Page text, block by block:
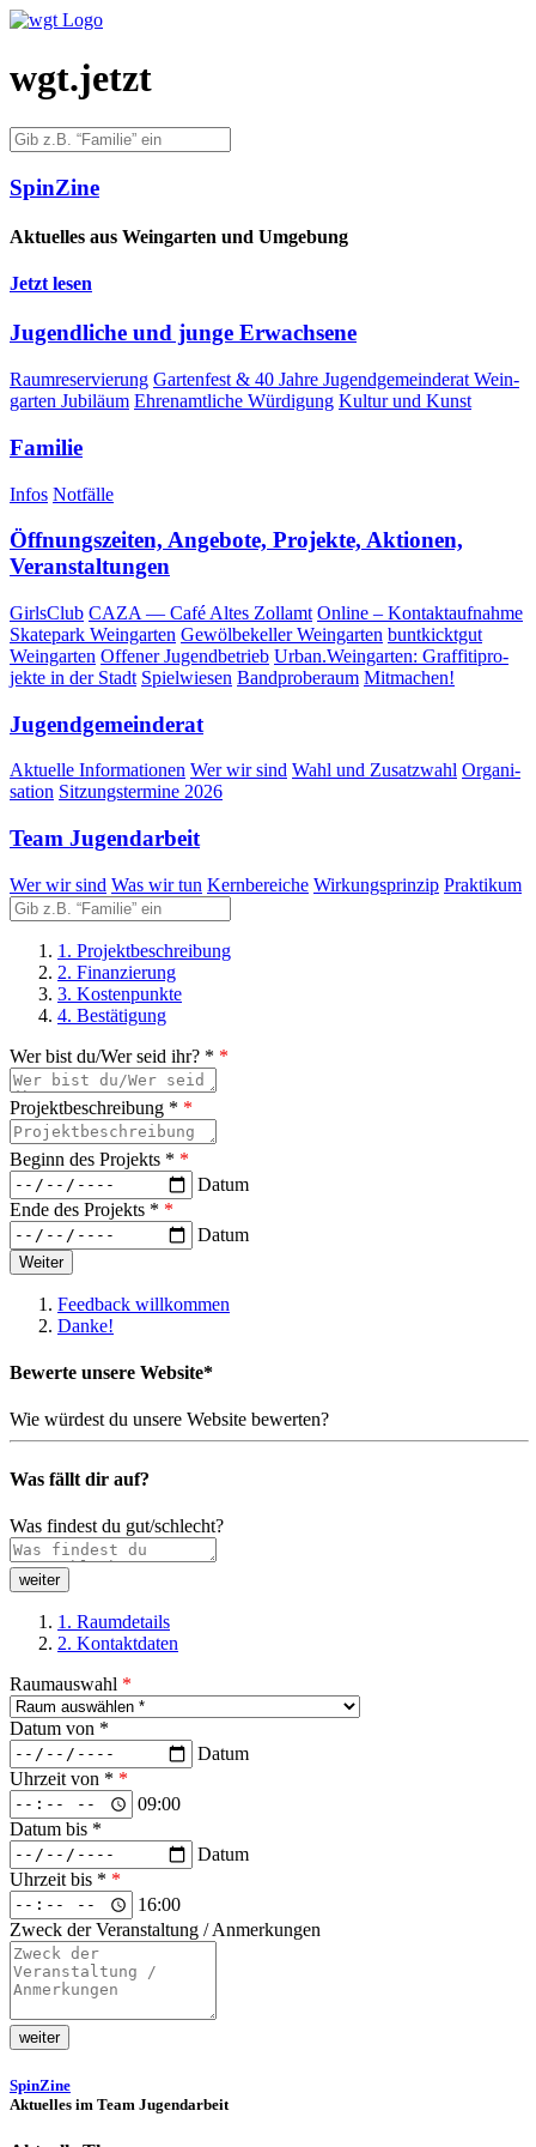
wgt.jetzt
Spin­Zi­ne
Aktu­el­les aus Wein­gar­ten und Umgebung
Jetzt lesen
Jugend­li­che und jun­ge Erwachsene
Raum­re­ser­vie­rung Gar­ten­fest & 40 Jah­re Jugend­ge­mein­de­rat Wein­
gar­ten Jubiläum Ehren­amt­li­che Würdigung Kul­tur und Kunst
Fami­lie
Infos Not­fäl­le
Öff­nungs­zei­ten, Ange­bo­te, Pro­jek­te, Aktio­nen,
Veranstaltungen
Girls­Club CAZA — Café Altes Zollamt Online – Kontaktaufnahme
Skate­park Weingarten Gewöl­be­kel­ler Weingarten bunt­kickt­gut
Weingarten Offe­ner Jugendbetrieb Urban.Weingarten: Graf­fi­ti­pro­
jek­te in der Stadt Spiel­wie­sen Band­pro­be­raum Mit­ma­chen!
Jugend­ge­mein­de­rat
Aktu­el­le Informationen Wer wir sind Wahl und Zusatzwahl Orga­ni­
sa­ti­on Sit­zungs­ter­mi­ne 2026
Team Jugend­ar­beit
Wer wir sind Was wir tun Kern­be­rei­che Wir­kungs­prin­zip Prak­ti­kum
1. Projektbeschreibung
2. Finanzierung
3. Kostenpunkte
4. Bestätigung
Wer bist du/Wer seid ihr? * *
Projektbeschreibung * *
Beginn des Projekts * *
Datum
Ende des Projekts * *
Datum
Feedback willkommen
Danke!
Bewerte unsere Website*
Wie würdest du unsere Website bewerten?
Was fällt dir auf?
Was findest du gut/schlecht?
1. Raumdetails
2. Kontaktdaten
Raumauswahl *
Datum von *
Datum
Uhrzeit von * *
09:00
Datum bis *
Datum
Uhrzeit bis * *
16:00
Zweck der Veranstaltung / Anmerkungen
Spin­Zi­ne
Aktu­el­les im Team Jugendarbeit